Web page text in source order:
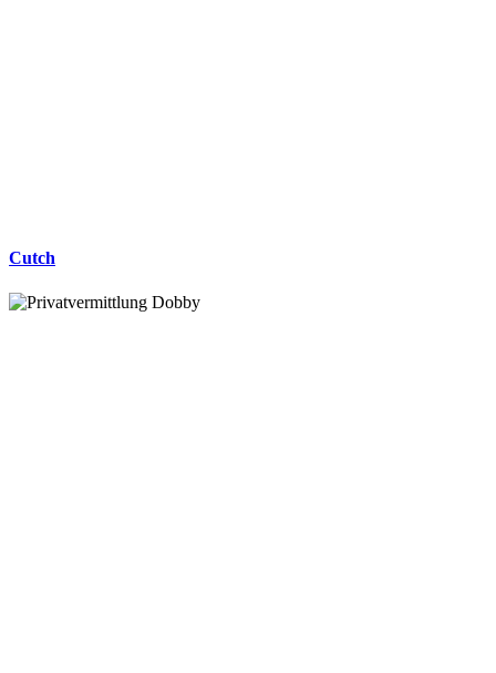
Cutch